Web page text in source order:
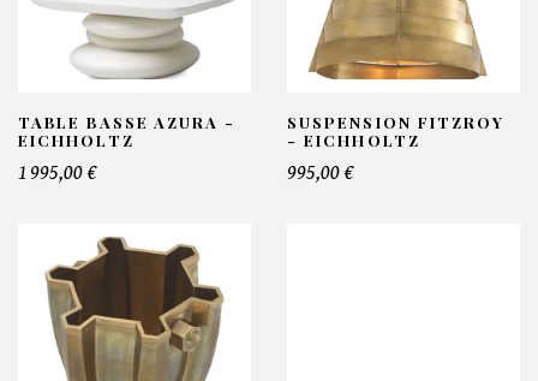
TABLE BASSE AZURA -
EICHHOLTZ
1 995,00 €
SUSPENSION FITZROY
- EICHHOLTZ
995,00 €